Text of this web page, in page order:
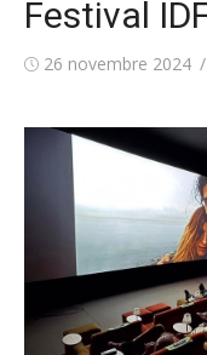
Festival
Publié26 novembre 2024